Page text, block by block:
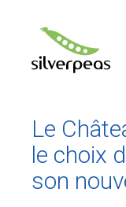
Le
le choix
son